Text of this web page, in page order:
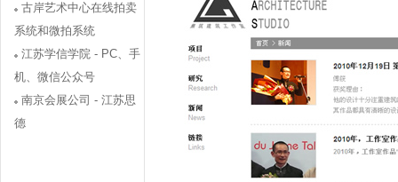
古岸艺术中心在线拍卖
系统和微拍系统
江苏学信学院 - PC、手
机、微信公众号
南京会展公司 - 江苏思
德